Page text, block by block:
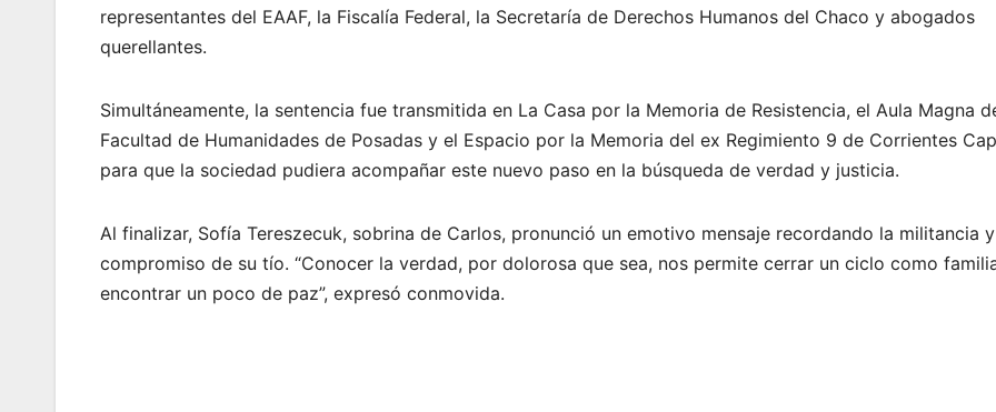
representantes del EAAF, la Fiscalía Federal, la Secretaría de Derechos Humanos del Chaco y abogados
querellantes.
Simultáneamente, la sentencia fue transmitida en La Casa por la Memoria de Resistencia, el Aula Magna
Facultad de Humanidades de Posadas y el Espacio por la Memoria del ex Regimiento 9 de Corrientes
para que la sociedad pudiera acompañar este nuevo paso en la búsqueda de verdad y justicia.
Al finalizar, Sofía Tereszecuk, sobrina de Carlos, pronunció un emotivo mensaje recordando la militancia
compromiso de su tío. “Conocer la verdad, por dolorosa que sea, nos permite cerrar un ciclo como
encontrar un poco de paz”, expresó conmovida.